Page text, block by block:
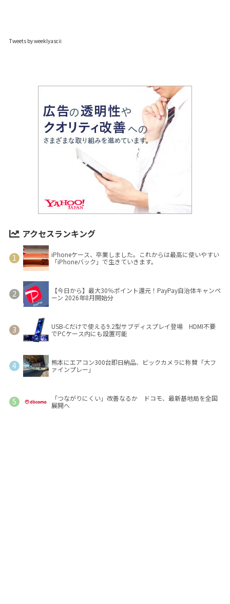
Tweets by weeklyascii
アクセスランキング
iPhoneケース、卒業しました。これからは最高に使いやすい
「iPhoneバック」で生きていきます。
【今日から】最大30％ポイント還元！PayPay自治体キャンペ
ーン 2026年8月開始分
USB-Cだけで使える9.2型サブディスプレイ登場 HDMI不要
でPCケース内にも設置可能
熊本にエアコン300台即日納品、ビックカメラに称賛「大フ
ァインプレー」
「つながりにくい」改善なるか ドコモ、最新基地局を全国
展開へ